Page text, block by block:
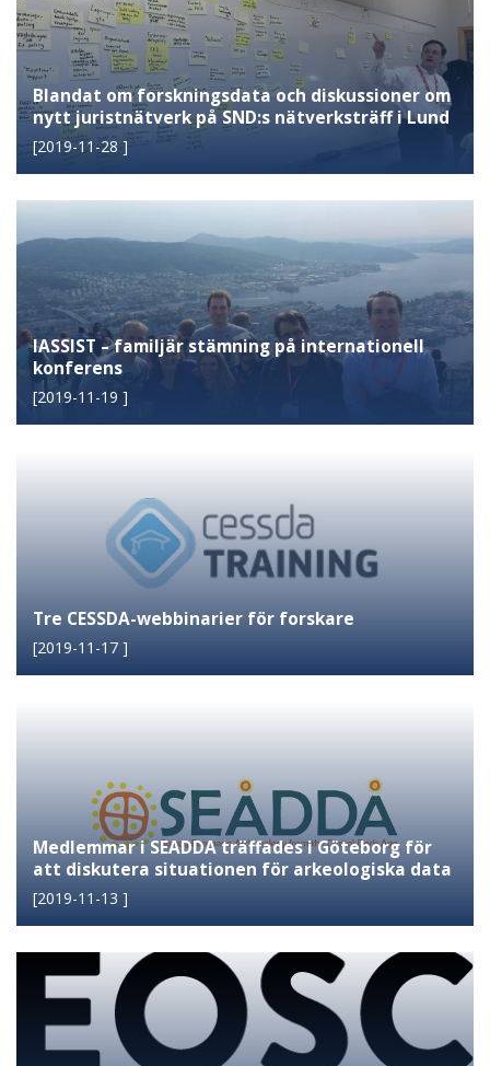
Blandat om forskningsdata och diskussioner om
nytt juristnätverk på SND:s nätverksträff i Lund
[2019-11-28 ]
IASSIST – familjär stämning på internationell
konferens
[2019-11-19 ]
Tre CESSDA-webbinarier för forskare
[2019-11-17 ]
Medlemmar i SEADDA träffades i Göteborg för
att diskutera situationen för arkeologiska data
[2019-11-13 ]